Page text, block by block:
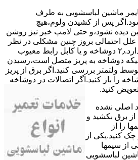
ﺗﺎﯾﻤﺮ ماشین لباسشویی به طرف
ﭘﺲ از ﮐﺸﯿﺪن وﻟﻮم،ﻫﯿﭻ
دﯾﺪه نشود،و حتی ﻻﻣﭗ ﺧﺒﺮ ﻧﯿﺰ روﺷﻦ
ﻋﻠﻞ احتمالی بروز چنین مشکلی در نظر
داشته باشید:۱٫ ﭘﺮﯾﺰ ﺑﺮق ﻧﺪارد.۲٫ دوﺷﺎﺧﻪ و ﯾﺎ ﮐﺎﺑﻞ راﺑﻂ ﻣﻌﯿﻮب
دوﺷﺎﺧﻪ ﺑﻪ ﭘﺮﯾﺰ ﻣﺘﺼﻞ اﺳﺖ،رﺳﯿﺪن
ولتمتر بررسی ﮐﻨﯿﺪ.اﮔﺮ ﺑﺮق از ﭘﺮﯾﺰ
را باز کنید.اﮔﺮ اﺗﺼﺎﻻت در دوشاخه
کنید.
اﺻﻠﯽ ﻧﺸﺪه
ﺑﺮق بکشید و
را از
چک کنید.یکی از
از سیمها
لباسشویی